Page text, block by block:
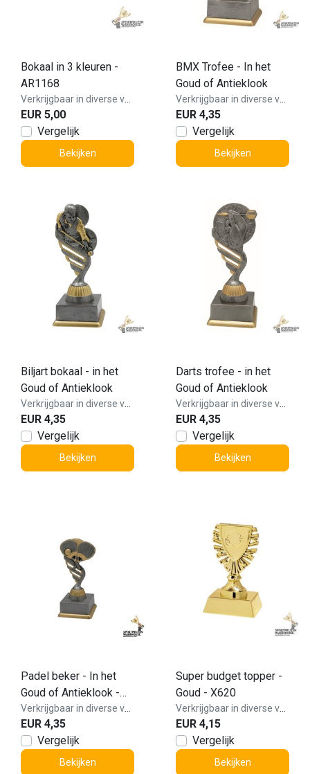
Bokaal in 3 kleuren -
AR1168
EUR 5,00
Vergelijk
Bekijken
BMX Trofee - In het
Goud of Antieklook
EUR 4,35
Vergelijk
Bekijken
Biljart bokaal - in het
Goud of Antieklook
EUR 4,35
Vergelijk
Bekijken
Darts trofee - in het
Goud of Antieklook
EUR 4,35
Vergelijk
Bekijken
Padel beker - In het
Goud of Antieklook -
Copy
EUR 4,35
Vergelijk
Bekijken
Super budget topper -
Goud - X620
EUR 4,15
Vergelijk
Bekijken